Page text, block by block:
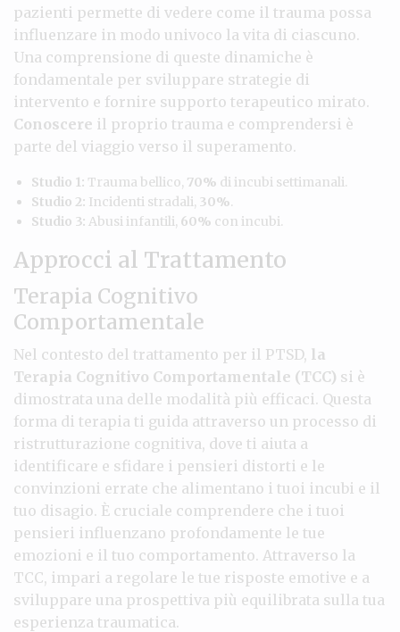
pazienti permette di vedere come il trauma possa
influenzare in modo univoco la vita di ciascuno.
Una comprensione di queste dinamiche è
fondamentale per sviluppare strategie di
intervento e fornire supporto terapeutico mirato.
Conoscere il proprio trauma e comprendersi è
parte del viaggio verso il superamento.
Studio 1: Trauma bellico, 70% di incubi settimanali.
Studio 2: Incidenti stradali, 30%.
Studio 3: Abusi infantili, 60% con incubi.
Approcci al Trattamento
Terapia Cognitivo
Comportamentale
Nel contesto del trattamento per il PTSD, la
Terapia Cognitivo Comportamentale (TCC) si è
dimostrata una delle modalità più efficaci. Questa
forma di terapia ti guida attraverso un processo di
ristrutturazione cognitiva, dove ti aiuta a
identificare e sfidare i pensieri distorti e le
convinzioni errate che alimentano i tuoi incubi e il
tuo disagio. È cruciale comprendere che i tuoi
pensieri influenzano profondamente le tue
emozioni e il tuo comportamento. Attraverso la
TCC, impari a regolare le tue risposte emotive e a
sviluppare una prospettiva più equilibrata sulla tua
esperienza traumatica.